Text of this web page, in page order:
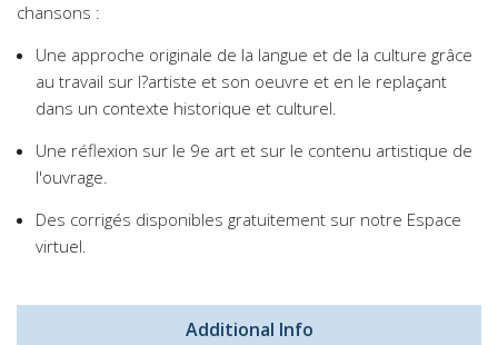
chansons :
Une approche originale de la langue et de la culture grâce
au travail sur l?artiste et son oeuvre et en le replaçant
dans un contexte historique et culturel.
Une réflexion sur le 9e art et sur le contenu artistique de
l'ouvrage.
Des corrigés disponibles gratuitement sur notre Espace
virtuel.
Additional Info